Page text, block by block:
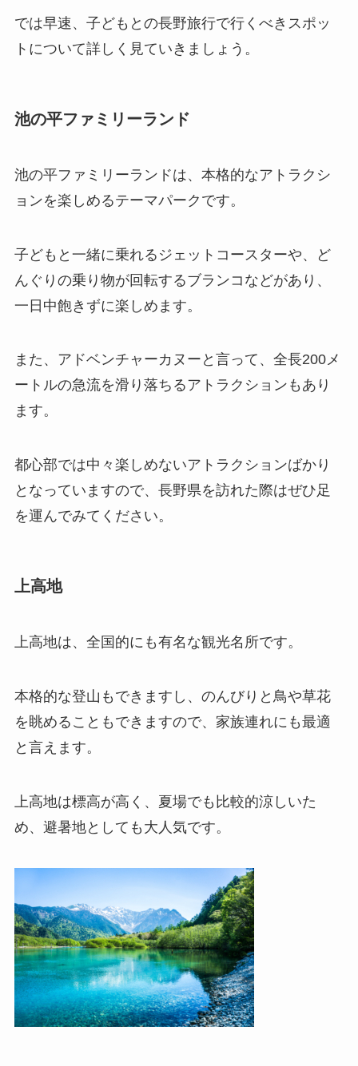
では早速、子どもとの長野旅行で行くべきスポッ
トについて詳しく見ていきましょう。
池の平ファミリーランド
池の平ファミリーランドは、本格的なアトラクシ
ョンを楽しめるテーマパークです。
子どもと一緒に乗れるジェットコースターや、ど
んぐりの乗り物が回転するブランコなどがあり、
一日中飽きずに楽しめます。
また、アドベンチャーカヌーと言って、全長200メ
ートルの急流を滑り落ちるアトラクションもあり
ます。
都心部では中々楽しめないアトラクションばかり
となっていますので、長野県を訪れた際はぜひ足
を運んでみてください。
上高地
上高地は、全国的にも有名な観光名所です。
本格的な登山もできますし、のんびりと鳥や草花
を眺めることもできますので、家族連れにも最適
と言えます。
上高地は標高が高く、夏場でも比較的涼しいた
め、避暑地としても大人気です。